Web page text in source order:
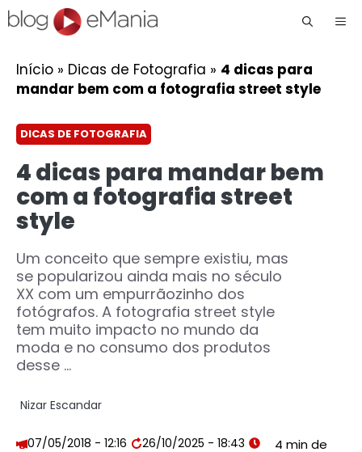
Início » Dicas de Fotografia » 4 dicas para
mandar bem com a fotografia street style
DICAS DE FOTOGRAFIA
4 dicas para mandar bem
com a fotografia street
style
Um conceito que sempre existiu, mas
se popularizou ainda mais no século
XX com um empurrãozinho dos
fotógrafos. A fotografia street style
tem muito impacto no mundo da
moda e no consumo dos produtos
desse ...
Nizar Escandar
07/05/2018 - 12:16 26/10/2025 - 18:43